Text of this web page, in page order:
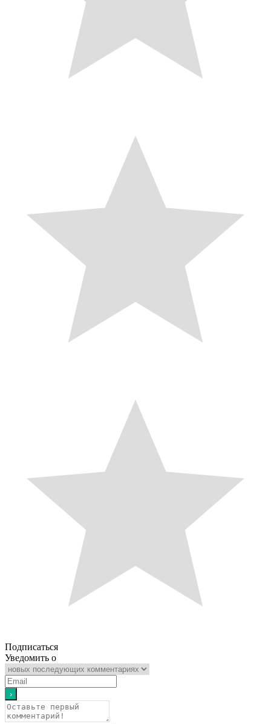
Подписаться
Уведомить о